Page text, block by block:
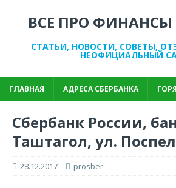
ВСЕ ПРО
СТАТЬИ, НОВОСТИ, СОВЕТЫ,
НЕОФИЦИАЛЬНЫЙ
ГЛАВНАЯ АДРЕСА СБЕРБАНКА
Сбербанк России,
Таштагол, ул.
28.12.2017 prosber